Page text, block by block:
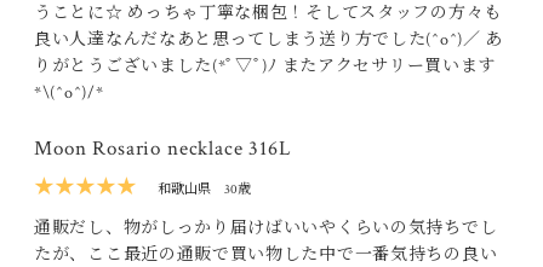
うことに☆ めっちゃ丁寧な梱包！そしてスタッフの方々も
良い人達なんだなあと思ってしまう送り方でした(^o^)／ あ
りがとうございました(*ﾟ▽ﾟ)ﾉ またアクセサリー買います
*\(^o^)/*
Moon Rosario necklace 316L
★★★★★
和歌山県 30歳
通販だし、物がしっかり届けばいいやくらいの気持ちでし
たが、ここ最近の通販で買い物した中で一番気持ちの良い